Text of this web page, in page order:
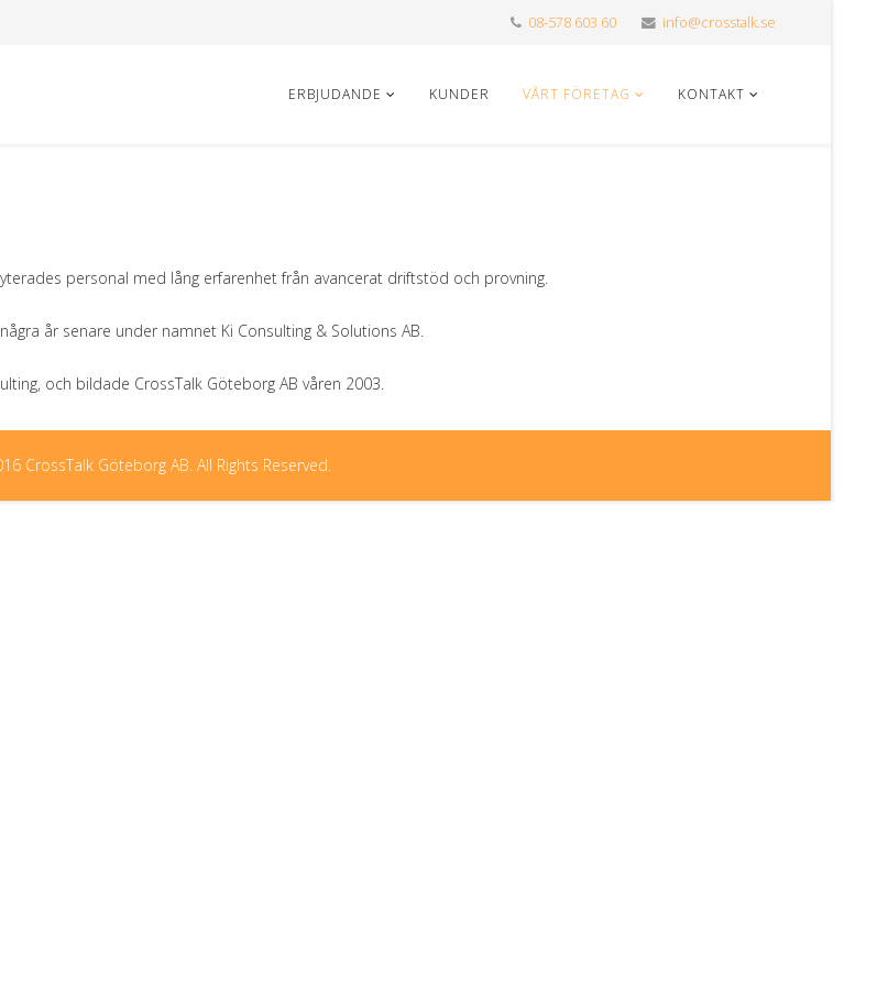
08-578 603 60 info@crosstalk.se
ERBJUDANDE KUNDER VÅRT FÖRETAG KONTAKT
personal med lång erfarenhet från avancerat driftstöd och provning.
år senare under namnet Ki Consulting & Solutions AB.
och bildade CrossTalk Göteborg AB våren 2003.
CrossTalk Göteborg AB. All Rights Reserved.